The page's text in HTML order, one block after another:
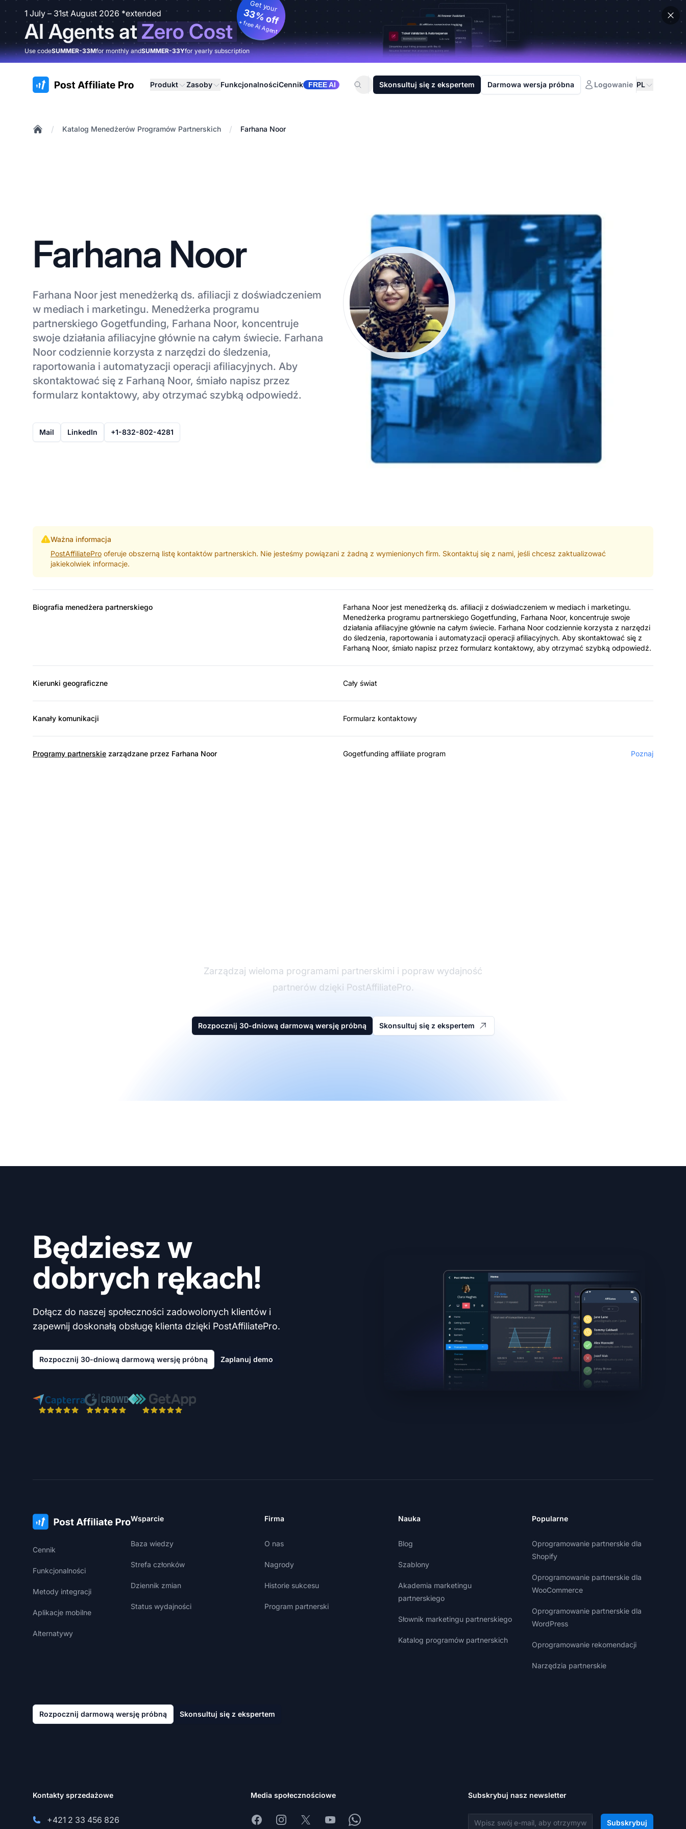
1 July – 31st August 2026 *extended
AI Agents atZero Cost
Get your
33% off
+ free AI Agent
Use codeSUMMER-33Mfor monthly andSUMMER-33Yfor yearly subscription
:site.title Produkt Zasoby FunkcjonalnościCennik FREE AI Skonsultuj się z ekspertem Darmowa wersja próbna Logowanie PL
/ Katalog Menedżerów Programów Partnerskich / Farhana Noor
Farhana Noor
Farhana Noor jest menedżerką ds. afiliacji z doświadczeniem
w mediach i marketingu. Menedżerka programu
partnerskiego Gogetfunding, Farhana Noor, koncentruje
swoje działania afiliacyjne głównie na całym świecie. Farhana
Noor codziennie korzysta z narzędzi do śledzenia,
raportowania i automatyzacji operacji afiliacyjnych. Aby
skontaktować się z Farhaną Noor, śmiało napisz przez
formularz kontaktowy, aby otrzymać szybką odpowiedź.
Mail LinkedIn +1-832-802-4281
Ważna informacja
PostAffiliateProoferuje obszerną listę kontaktów partnerskich. Nie jesteśmy powiązani z żadną z wymienionych firm. Skontaktuj się z nami, jeśli chcesz zaktualizować
jakiekolwiek informacje.
Biografia menedżera partnerskiego
Farhana Noor jest menedżerką ds. afiliacji z doświadczeniem w mediach i marketingu.
Menedżerka programu partnerskiego Gogetfunding, Farhana Noor, koncentruje swoje
działania afiliacyjne głównie na całym świecie. Farhana Noor codziennie korzysta z narzędzi
do śledzenia, raportowania i automatyzacji operacji afiliacyjnych. Aby skontaktować się z
Farhaną Noor, śmiało napisz przez formularz kontaktowy, aby otrzymać szybką odpowiedź.
Kierunki geograficzne Cały świat
Kanały komunikacji Formularz kontaktowy
Programy partnerskie zarządzane przez Farhana Noor Gogetfunding affiliate program Poznaj
Zarządzaj wieloma programami partnerskimi i popraw wydajność
partnerów dzięki PostAffiliatePro.
Rozpocznij 30-dniową darmową wersję próbną Skonsultuj się z ekspertem
Będziesz w
dobrych rękach!
Dołącz do naszej społeczności zadowolonych klientów i
zapewnij doskonałą obsługę klienta dzięki PostAffiliatePro.
Rozpocznij 30-dniową darmową wersję próbną Zaplanuj demo
Cennik
Funkcjonalności
Metody integracji
Aplikacje mobilne
Alternatywy
Wsparcie
Baza wiedzy
Strefa członków
Dziennik zmian
Status wydajności
Firma
O nas
Nagrody
Historie sukcesu
Program partnerski
Nauka
Blog
Szablony
Akademia marketingu
partnerskiego
Słownik marketingu partnerskiego
Katalog programów partnerskich
Popularne
Oprogramowanie partnerskie dla
Shopify
Oprogramowanie partnerskie dla
WooCommerce
Oprogramowanie partnerskie dla
WordPress
Oprogramowanie rekomendacji
Narzędzia partnerskie
Rozpocznij darmową wersję próbną Skonsultuj się z ekspertem
Kontakty sprzedażowe
+421 2 33 456 826
Media społecznościowe
FacebookInstagram
X YoutubeWhatsapp
Subskrybuj nasz newsletter
Adres e-mail Subskrybuj